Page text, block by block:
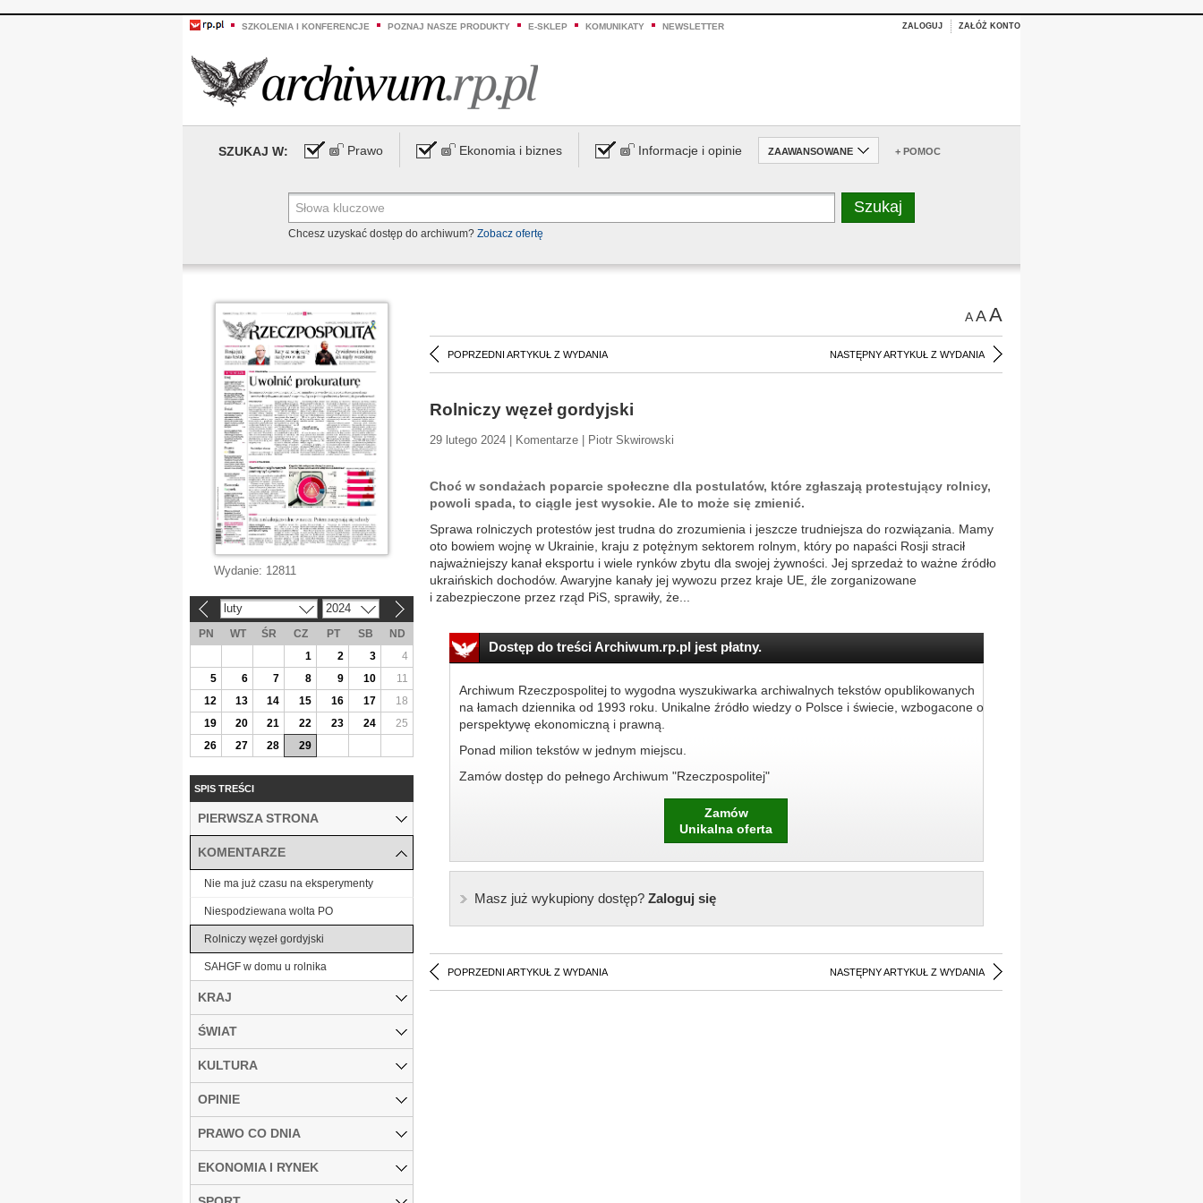
SZKOLENIA I KONFERENCJE POZNAJ NASZE PRODUKTY E-SKLEP KOMUNIKATY NEWSLETTER ZALOGUJ ZAŁÓŻ KONTO
SZUKAJ W: Prawo Ekonomia i biznes Informacje i opinie ZAAWANSOWANE + POMOC
Chcesz uzyskać dostęp do archiwum? Zobacz ofertę
AAA
POPRZEDNI ARTYKUŁ Z WYDANIA NASTĘPNY ARTYKUŁ Z WYDANIA
Rolniczy węzeł gordyjski
29 lutego 2024 | Komentarze | Piotr Skwirowski
Choć w sondażach poparcie społeczne dla postulatów, które zgłaszają protestujący rolnicy,
powoli spada, to ciągle jest wysokie. Ale to może się zmienić.
Sprawa rolniczych protestów jest trudna do zrozumienia i jeszcze trudniejsza do rozwiązania. Mamy
oto bowiem wojnę w Ukrainie, kraju z potężnym sektorem rolnym, który po napaści Rosji stracił
najważniejszy kanał eksportu i wiele rynków zbytu dla swojej żywności. Jej sprzedaż to ważne źródło
ukraińskich dochodów. Awaryjne kanały jej wywozu przez kraje UE, źle zorganizowane
i zabezpieczone przez rząd PiS, sprawiły, że...
Dostęp do treści Archiwum.rp.pl jest płatny.
Archiwum Rzeczpospolitej to wygodna wyszukiwarka archiwalnych tekstów opublikowanych
na łamach dziennika od 1993 roku. Unikalne źródło wiedzy o Polsce i świecie, wzbogacone o
perspektywę ekonomiczną i prawną.
Ponad milion tekstów w jednym miejscu.
Zamów dostęp do pełnego Archiwum "Rzeczpospolitej"
Zamów
Unikalna oferta
Masz już wykupiony dostęp?Zaloguj się
POPRZEDNI ARTYKUŁ Z WYDANIA NASTĘPNY ARTYKUŁ Z WYDANIA
Wydanie: 12811
luty 2024
PN WT ŚR CZ PT SB
ND
1
2 3
4
5
6 7 8 9 10
11
12
13 14 15 16 17
18
19
20 21 22 23 24
25
26
27 28 29
SPIS TREŚCI
PIERWSZA STRONA
KOMENTARZE
Nie ma już czasu na eksperymenty
Niespodziewana wolta PO
Rolniczy węzeł gordyjski
SAHGF w domu u rolnika
KRAJ
ŚWIAT
KULTURA
OPINIE
PRAWO CO DNIA
EKONOMIA I RYNEK